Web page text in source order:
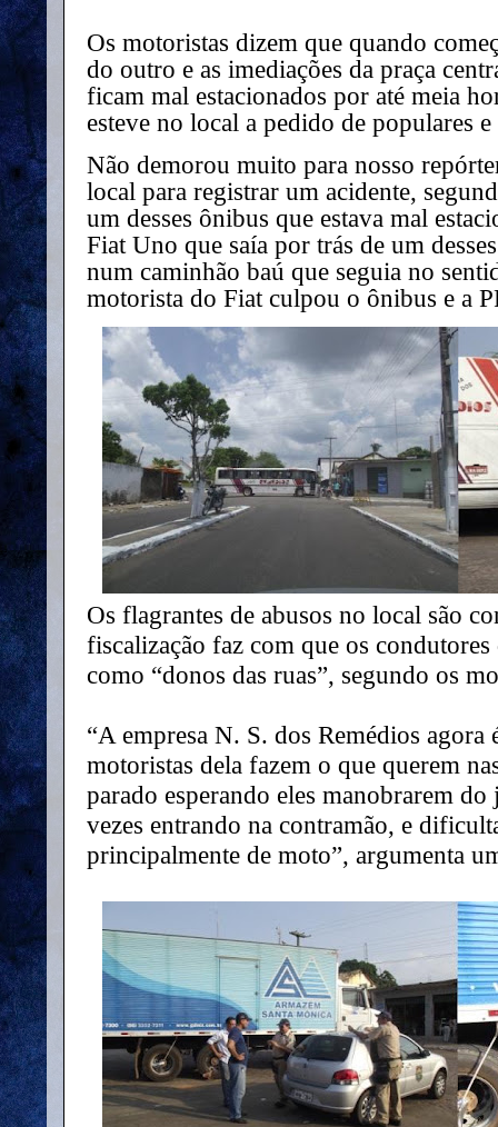
Os motoristas dizem que quando
do outro e as imediações da praça
ficam mal estacionados por até meia
esteve no local a pedido de populares
Não demorou muito para nosso
local para registrar um acidente,
um desses ônibus que estava mal
Fiat Uno que saía por trás de um
num caminhão baú que seguia no
motorista do Fiat culpou o ônibus e a
Os flagrantes de abusos no local são
fiscalização faz com que os
como “donos das ruas”, segundo os
“A empresa N. S. dos Remédios agora
motoristas dela fazem o que querem
parado esperando eles manobrarem
vezes entrando na contramão, e
principalmente de moto”, argumenta